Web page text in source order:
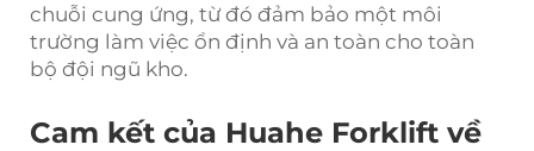
chuỗi cung ứng, từ đó đảm bảo một môi
trường làm việc ổn định và an toàn cho toàn
bộ đội ngũ kho.
Cam kết của Huahe Forklift về